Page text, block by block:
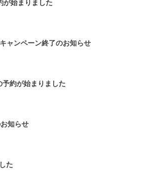
が始まりました
ャンペーン終了のお知らせ
約が始まりました
知らせ
た